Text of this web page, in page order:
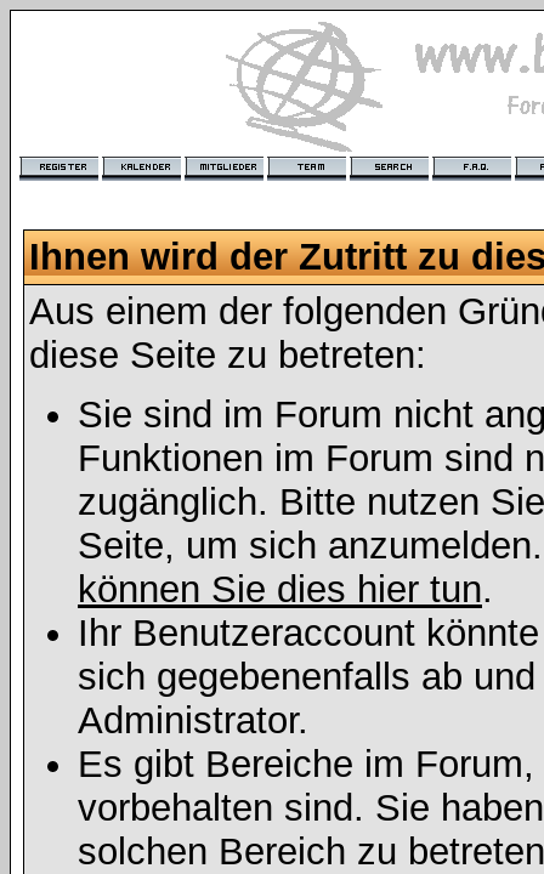
Ihnen wird der Zutritt zu
Aus einem der folgenden
diese Seite zu betreten:
Sie sind im Forum nicht
Funktionen im Forum sind
zugänglich. Bitte nutzen
Seite, um sich
können Sie dies hier tun.
Ihr Benutzeraccount
sich gegebenenfalls ab
Administrator.
Es gibt Bereiche im
vorbehalten sind. Sie
solchen Bereich zu